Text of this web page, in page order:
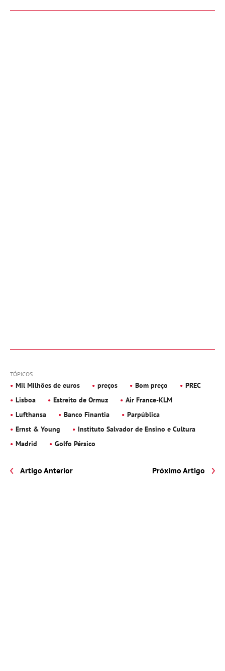
TÓPICOS
Mil Milhões de euros preços Bom preço
PREC
Lisboa
Estreito de Ormuz
Air France-KLM
Lufthansa
Banco Finantia
Parpública
Ernst & Young
Instituto Salvador de Ensino e Cultura
Madrid
Golfo Pérsico
Artigo Anterior Próximo Artigo